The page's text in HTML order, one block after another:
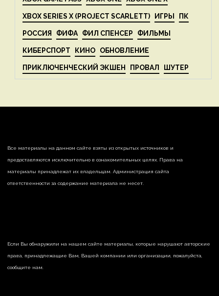
XBOX SERIES X (PROJECT SCARLETT) ИГРЫ ПК
РОССИЯ ФИФА ФИЛ СПЕНСЕР ФИЛЬМЫ
КИБЕРСПОРТ КИНО ОБНОВЛЕНИЕ
ПРИКЛЮЧЕНЧЕСКИЙ ЭКШЕН ПРОВАЛ ШУТЕР
Все материалы на данном сайте взяты из открытых источников и
предоставляются исключительно в ознакомительных целях. Права на
материалы принадлежат их владельцам. Администрация сайта
ответственности за содержание материала не несет.
Если Вы обнаружили на нашем сайте материалы, которые нарушают авторские
права, принадлежащие Вам, Вашей компании или организации, пожалуйста,
сообщите нам.